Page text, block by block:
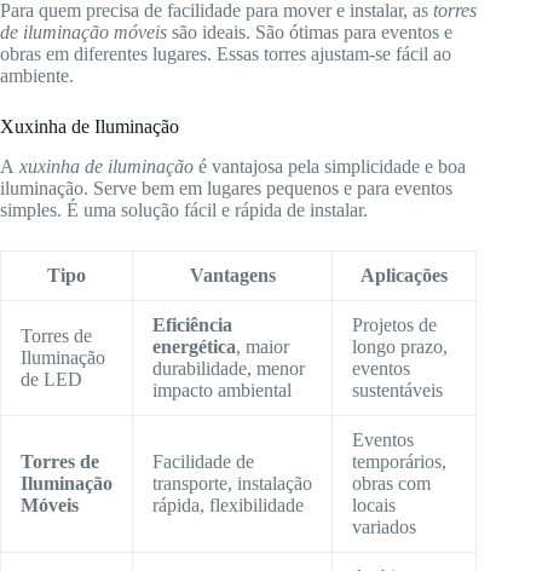
Para quem precisa de facilidade para mover e instalar, as torres
de iluminação móveis são ideais. São ótimas para eventos e
obras em diferentes lugares. Essas torres ajustam-se fácil ao
ambiente.
Xuxinha de Iluminação
A xuxinha de iluminação é vantajosa pela simplicidade e boa
iluminação. Serve bem em lugares pequenos e para eventos
simples. É uma solução fácil e rápida de instalar.
Tipo Vantagens Aplicações
Torres de
Iluminação
de LED
Eficiência
energética, maior
durabilidade, menor
impacto ambiental
Projetos de
longo prazo,
eventos
sustentáveis
Torres de
Iluminação
Móveis
Facilidade de
transporte, instalação
rápida, flexibilidade
Eventos
temporários,
obras com
locais
variados